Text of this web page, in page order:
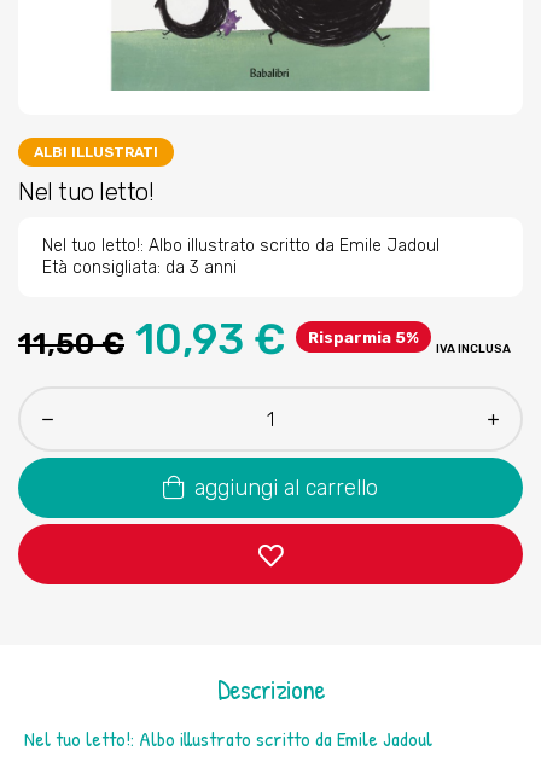
ALBI ILLUSTRATI
Nel tuo letto!
Nel tuo letto!: Albo illustrato scritto da Emile Jadoul
Età consigliata: da 3 anni
11,50 € 10,93 € Risparmia 5%
IVA INCLUSA
aggiungi al carrello
Descrizione
Nel tuo letto!: Albo illustrato scritto da Emile Jadoul